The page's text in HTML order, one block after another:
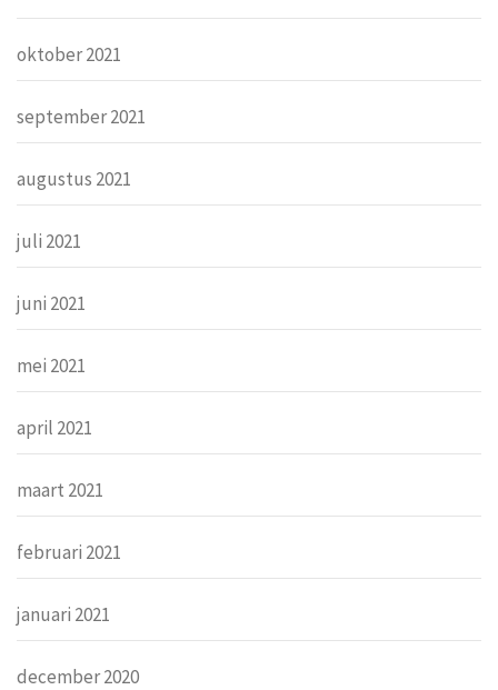
oktober 2021
september 2021
augustus 2021
juli 2021
juni 2021
mei 2021
april 2021
maart 2021
februari 2021
januari 2021
december 2020